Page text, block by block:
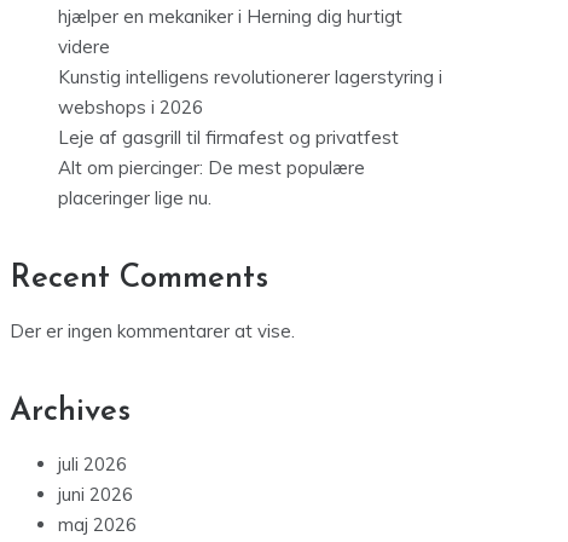
hjælper en mekaniker i Herning dig hurtigt
videre
Kunstig intelligens revolutionerer lagerstyring i
webshops i 2026
Leje af gasgrill til firmafest og privatfest
Alt om piercinger: De mest populære
placeringer lige nu.
Recent Comments
Der er ingen kommentarer at vise.
Archives
juli 2026
juni 2026
maj 2026